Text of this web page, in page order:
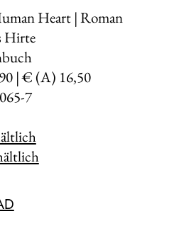
Heart | Roman
Hirte
| € (A) 16,50
7